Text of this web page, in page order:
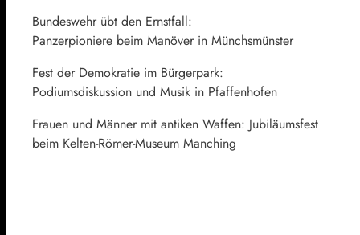
Bundeswehr übt den Ernstfall:
Panzerpioniere beim Manöver in Münchsmünster
Fest der Demokratie im Bürgerpark:
Podiumsdiskussion und Musik in Pfaffenhofen
Frauen und Männer mit antiken Waffen: Jubiläumsfest
beim Kelten-Römer-Museum Manching